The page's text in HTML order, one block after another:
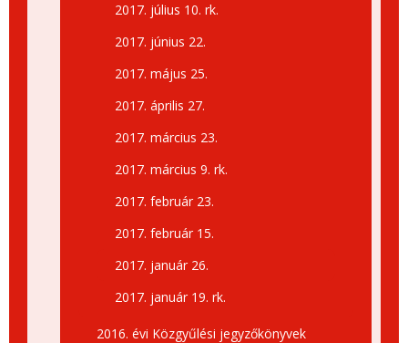
2017. július 10. rk.
2017. június 22.
2017. május 25.
2017. április 27.
2017. március 23.
2017. március 9. rk.
2017. február 23.
2017. február 15.
2017. január 26.
2017. január 19. rk.
2016. évi Közgyűlési jegyzőkönyvek